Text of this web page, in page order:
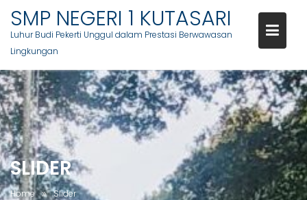
Skip
to
content
SMP NEGERI 1 KUTASARI
Luhur Budi Pekerti Unggul dalam Prestasi Berwawasan
Lingkungan
SLIDER
Home Slider